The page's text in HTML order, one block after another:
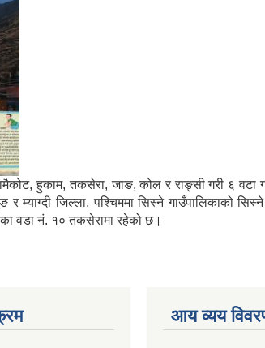
हुकाम, तकसेरा, जाङ, कोल र राङ्सी गरी ६
जिल्ला, पश्चिममा सिस्ने गाउँपालिकाको
वडा नं. १० तकसेरामा रहेको छ।
आय व्यय